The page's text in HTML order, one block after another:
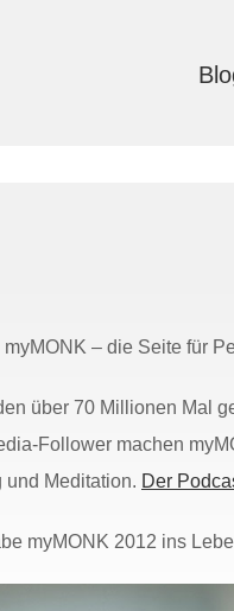
– die Seite für
über 70 Millionen Mal
Follower machen
und Meditation. Der
myMONK 2012 ins